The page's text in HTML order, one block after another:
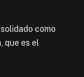
como
que es el